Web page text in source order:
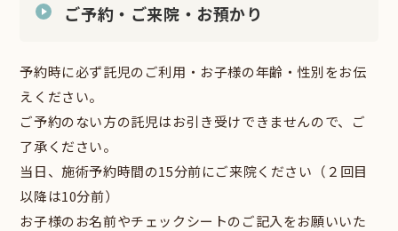
ご予約・ご来院・お預かり
予約時に必ず託児のご利用・お子様の年齢・性別をお伝
えください。
ご予約のない方の託児はお引き受けできませんので、ご
了承ください。
当日、施術予約時間の15分前にご来院ください（２回目
以降は10分前）
お子様のお名前やチェックシートのご記入をお願いいた